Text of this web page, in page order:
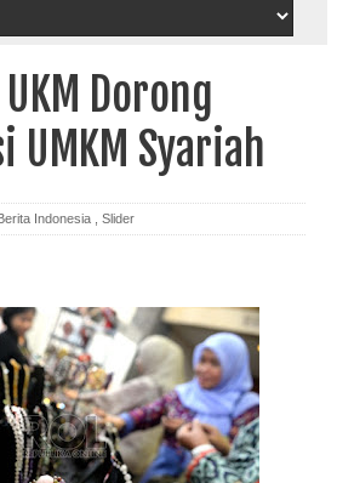
Dorong
UMKM Syariah
Indonesia Slider